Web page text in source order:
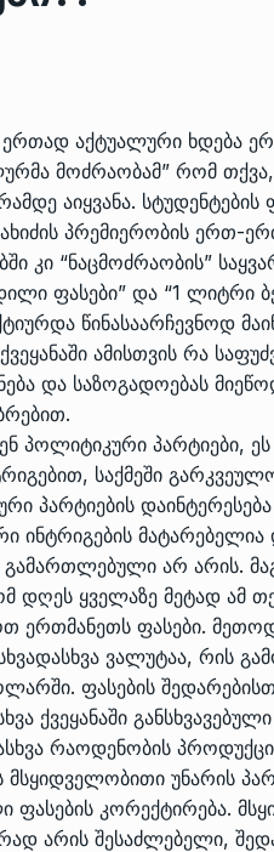
აქტუალური ხდება
მოძრაობამ” რომ
აიყვანა. სტუდენტების
პრემიერობის ერთ-
კი “ნაცმოძრაობის”
ფასები” და “1 ლიტრი
წინასაარჩევნოდ
ამისთვის რა
და საზოგადოებას
პოლიტიკური პარტიები,
საქმეში
პარტიების
ინტრიგების
გამართლებული არ არის.
ყველაზე მეტად ამ
ერთმანეთს ფასები.
ვალუტაა, რის
ფასების
ქვეყანაში
რაოდენობის
უნარის
კორექტირება.
არის შესაძლებელი,
ფალიაშვილის
და
ფალიაშვილის
და
13
14